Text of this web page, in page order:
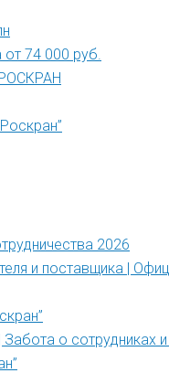
74 000 руб.
2026
и поставщика |
Забота о